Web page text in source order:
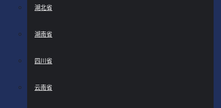
湖北省
湖南省
四川省
云南省